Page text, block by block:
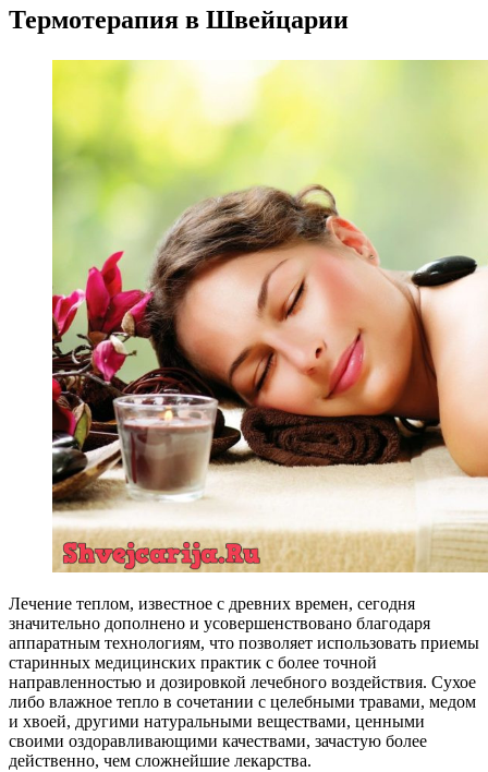
Термотерапия в Швейцарии
Лечение теплом, известное с древних времен, сегодня
значительно дополнено и усовершенствовано благодаря
аппаратным технологиям, что позволяет использовать приемы
старинных медицинских практик с более точной
направленностью и дозировкой лечебного воздействия. Сухое
либо влажное тепло в сочетании с целебными травами, медом
и хвоей, другими натуральными веществами, ценными
своими оздоравливающими качествами, зачастую более
действенно, чем сложнейшие лекарства.